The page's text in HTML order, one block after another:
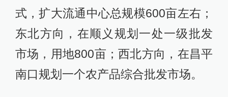
式，扩大流通中心总规模600亩左右；
东北方向，在顺义规划一处一级批发
市场，用地800亩；西北方向，在昌平
南口规划一个农产品综合批发市场。